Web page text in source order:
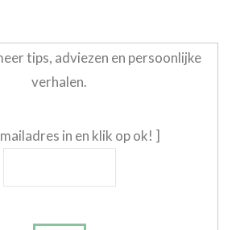
tips, adviezen en persoonlijke
verhalen.
in en klik op ok! ]